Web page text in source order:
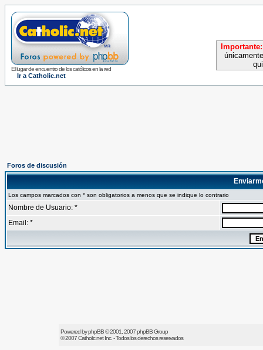
El lugar de encuentro de los católicos en la red
Ir a Catholic.net
Importante:
Foros de discusión
Los campos marcados con * son obligatorios a menos que se indique lo contrario
Nombre de Usuario: *
Email: *
Powered byphpBB© 2001, 2007 phpBB Group
© 2007Catholic.netInc. - Todos los derechos reservados